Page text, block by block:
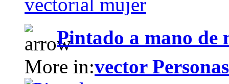
Pintado a mano de
More in:vector Personas